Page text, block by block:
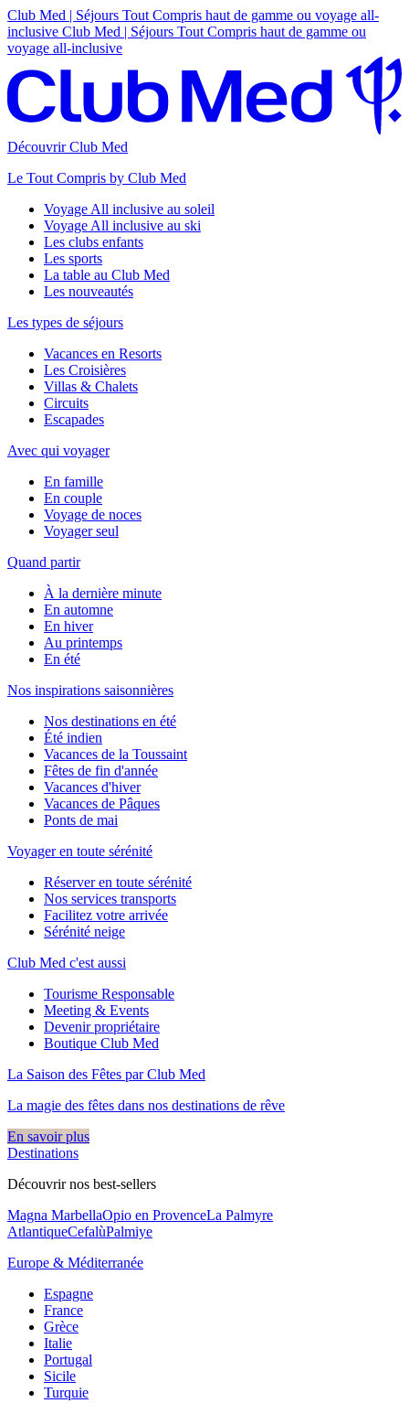
Club Med | Séjours Tout Compris haut de gamme ou voyage all-
inclusive Club Med | Séjours Tout Compris haut de gamme ou
voyage all-inclusive
Découvrir Club Med
Le Tout Compris by Club Med
Voyage All inclusive au soleil
Voyage All inclusive au ski
Les clubs enfants
Les sports
La table au Club Med
Les nouveautés
Les types de séjours
Vacances en Resorts
Les Croisières
Villas & Chalets
Circuits
Escapades
Avec qui voyager
En famille
En couple
Voyage de noces
Voyager seul
Quand partir
À la dernière minute
En automne
En hiver
Au printemps
En été
Nos inspirations saisonnières
Nos destinations en été
Été indien
Vacances de la Toussaint
Fêtes de fin d'année
Vacances d'hiver
Vacances de Pâques
Ponts de mai
Voyager en toute sérénité
Réserver en toute sérénité
Nos services transports
Facilitez votre arrivée
Sérénité neige
Club Med c'est aussi
Tourisme Responsable
Meeting & Events
Devenir propriétaire
Boutique Club Med
La Saison des Fêtes par Club Med
La magie des fêtes dans nos destinations de rêve​
En savoir plus
Destinations
Découvrir nos best-sellers
Magna MarbellaOpio en ProvenceLa Palmyre
AtlantiqueCefalùPalmiye
Europe & Méditerranée
Espagne
France
Grèce
Italie
Portugal
Sicile
Turquie